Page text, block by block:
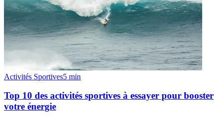
Activités Sportives5 min
Top 10 des activités sportives à essayer pour booster
votre énergie